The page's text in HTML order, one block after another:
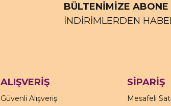
BÜLTENİMİZE ABONE
İNDİRİMLERDEN
ALIŞVERİŞ
Güvenli Alışveriş
SİPARİŞ
Mesafeli